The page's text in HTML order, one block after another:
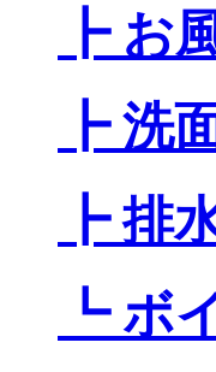
┣ お
┣ 洗
┣ 排
┗ ボ